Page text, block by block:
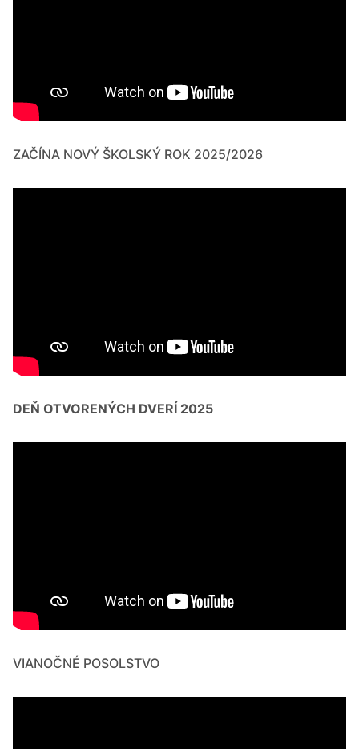
ZAČÍNA NOVÝ ŠKOLSKÝ ROK 2025/2026
DEŇ OTVORENÝCH DVERÍ 2025
VIANOČNÉ POSOLSTVO